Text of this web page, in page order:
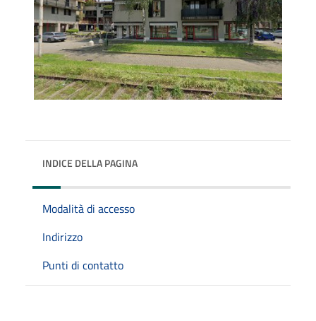
INDICE DELLA PAGINA
Modalità di accesso
Indirizzo
Punti di contatto